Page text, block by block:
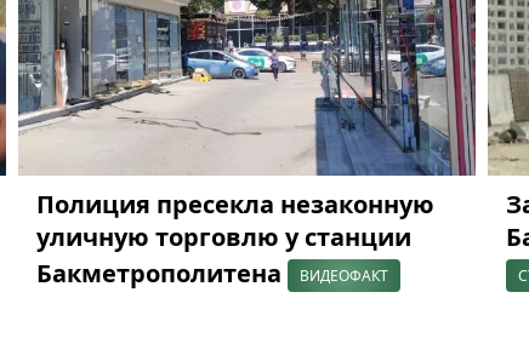
Полиция пресекла незаконную
уличную торговлю у станции
Бакметрополитена
ВИДЕОФАКТ